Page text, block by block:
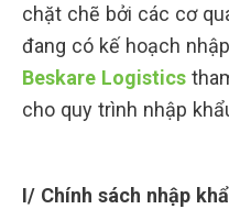
chặt chẽ bởi các cơ
đang có kế hoạch
Beskare Logistics
cho quy trình nhập
I/ Chính sách nhập